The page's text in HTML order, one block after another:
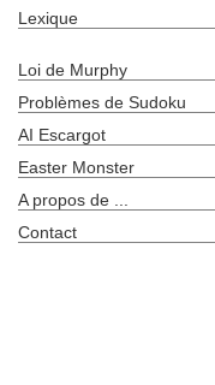
Lexique
Loi de Murphy
Problèmes de Sudoku
AI Escargot
Easter Monster
A propos de ...
Contact